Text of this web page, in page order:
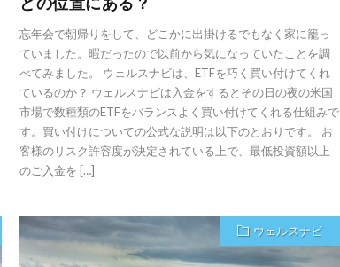
忘年会で朝帰りをして、どこかに出掛けるでもなく家に籠っ
ていました。暇だったので以前から気になっていたことを調
べてみました。 ウェルスナビは、ETFを巧く買い付けてくれ
ているのか？ ウェルスナビは入金をするとその日の夜の米国
市場で数種類のETFをバランスよく買い付けてくれる仕組みで
す。買い付けについての公式な説明は以下のとおりです。 お
客様のリスク許容度が決定されている上で、最低投資額以上
のご入金を […]
ウェルスナビ